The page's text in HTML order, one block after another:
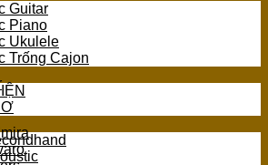
Guitar
Piano
Ukulele
Trống Cajon